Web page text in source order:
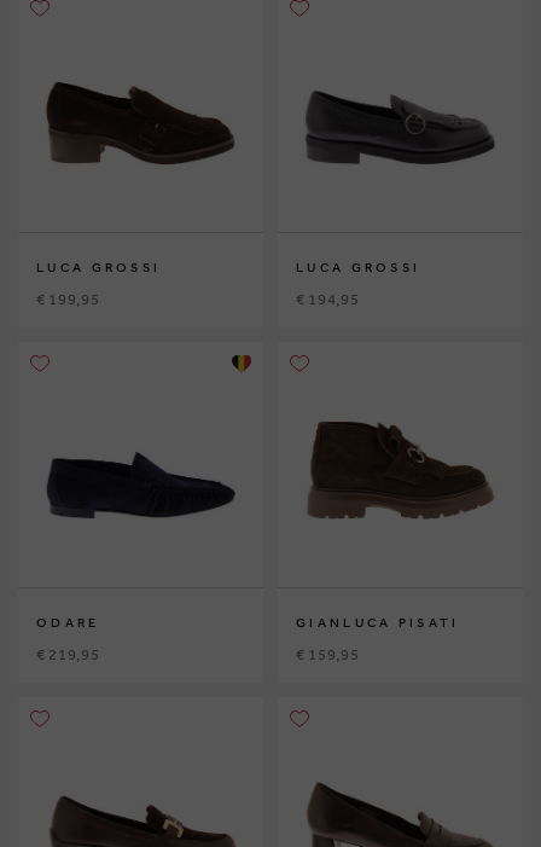
LUCA GROSSI
€ 199,95
LUCA GROSSI
€ 194,95
ODARE
€ 219,95
GIANLUCA PISATI
€ 159,95